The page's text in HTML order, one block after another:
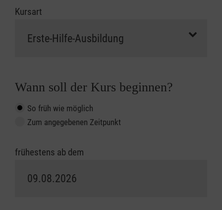
Kursart
Wann soll der Kurs beginnen?
So früh wie möglich
Zum angegebenen Zeitpunkt
frühestens ab dem